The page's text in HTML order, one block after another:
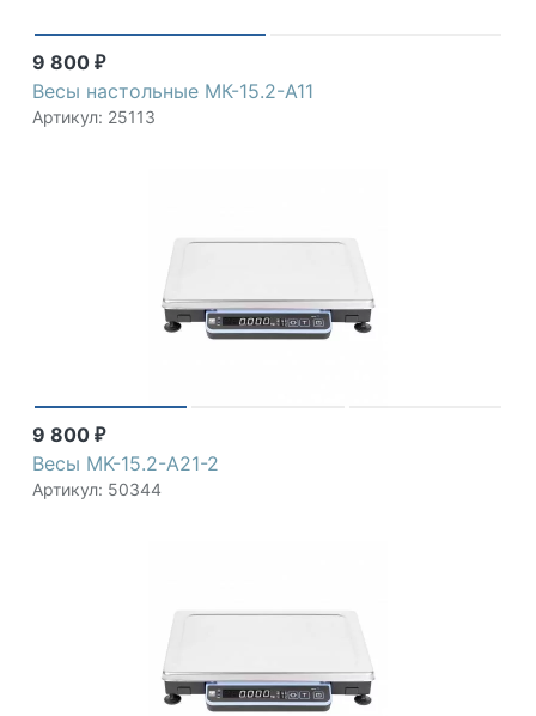
9 800 ₽
Весы настольные МК-15.2-А11
Артикул: 25113
9 800 ₽
Весы MK-15.2-A21-2
Артикул: 50344